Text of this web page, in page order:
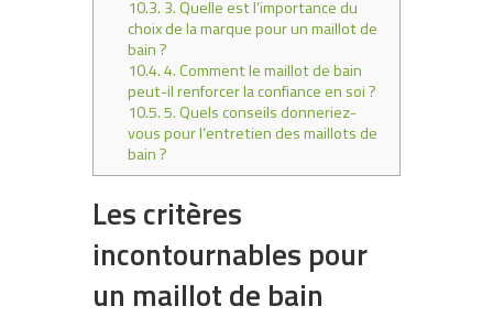
10.3. 3. Quelle est l’importance du
choix de la marque pour un maillot de
bain ?
10.4.4. Comment le maillot de bain
peut-il renforcer la confiance en soi ?
10.5.5. Quels conseils donneriez-
vous pour l’entretien des maillots de
bain ?
Les critères
incontournables pour
un maillot de bain